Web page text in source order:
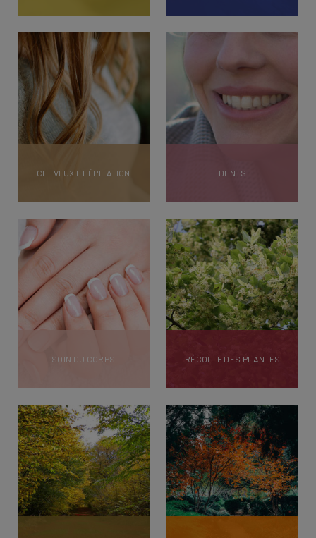
CHEVEUX ET ÉPILATION DENTS
SOIN DU CORPS RÉCOLTE DES PLANTES